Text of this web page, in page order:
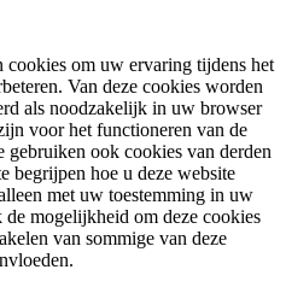
om uw ervaring tijdens het
Van deze cookies worden
als noodzakelijk in uw browser
voor het functioneren van de
gebruiken ook cookies van derden
begrijpen hoe u deze website
met uw toestemming in uw
mogelijkheid om deze cookies
van sommige van deze